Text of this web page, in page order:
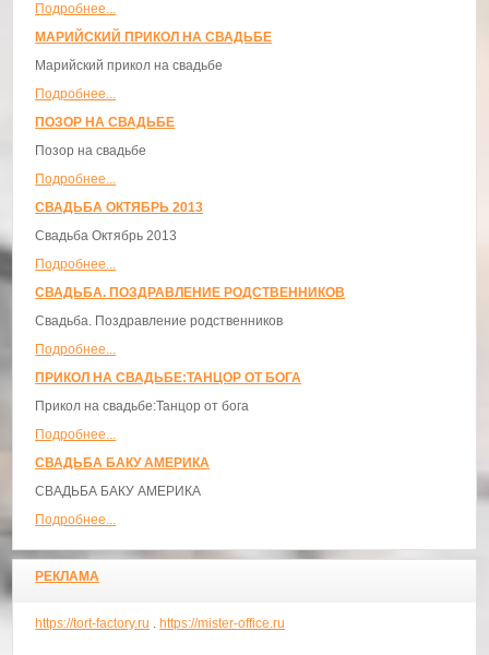
Подробнее...
МАРИЙСКИЙ ПРИКОЛ НА СВАДЬБЕ
Марийский прикол на свадьбе
Подробнее...
ПОЗОР НА СВАДЬБЕ
Позор на свадьбе
Подробнее...
СВАДЬБА ОКТЯБРЬ 2013
Свадьба Октябрь 2013
Подробнее...
СВАДЬБА. ПОЗДРАВЛЕНИЕ РОДСТВЕННИКОВ
Свадьба. Поздравление родственников
Подробнее...
ПРИКОЛ НА СВАДЬБЕ:ТАНЦОР ОТ БОГА
Прикол на свадьбе:Танцор от бога
Подробнее...
СВАДЬБА БАКУ АМЕРИКА
СВАДЬБА БАКУ АМЕРИКА
Подробнее...
РЕКЛАМА
https://tort-factory.ru . https://mister-office.ru